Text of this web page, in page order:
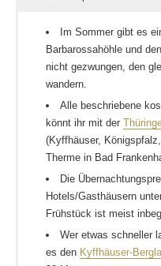
Im Sommer gibt es
Barbarossahöhle und
nicht gezwungen, den
wandern.
Alle beschriebene
könnt ihr mit der
(Kyffhäuser,
Therme in Bad
Die
Hotels/Gasthäusern
Frühstück ist meist
Wer etwas schneller
es den Kyffhäuser-